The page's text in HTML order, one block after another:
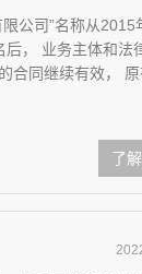
公司”名称从2015
后， 业务主体和法
合同继续有效，
了